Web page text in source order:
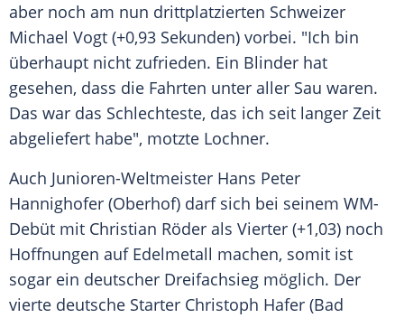
aber noch am nun drittplatzierten Schweizer
Michael Vogt (+0,93 Sekunden) vorbei. "Ich bin
überhaupt nicht zufrieden. Ein Blinder hat
gesehen, dass die Fahrten unter aller Sau waren.
Das war das Schlechteste, das ich seit langer Zeit
abgeliefert habe", motzte Lochner.
Auch Junioren-Weltmeister Hans Peter
Hannighofer (Oberhof) darf sich bei seinem WM-
Debüt mit Christian Röder als Vierter (+1,03) noch
Hoffnungen auf Edelmetall machen, somit ist
sogar ein deutscher Dreifachsieg möglich. Der
vierte deutsche Starter Christoph Hafer (Bad